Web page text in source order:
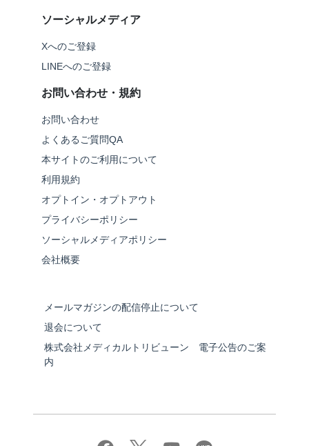
ソーシャルメディア
Xへのご登録
LINEへのご登録
お問い合わせ・規約
お問い合わせ
よくあるご質問QA
本サイトのご利用について
利用規約
オプトイン・オプトアウト
プライバシーポリシー
ソーシャルメディアポリシー
会社概要
メールマガジンの配信停止について
退会について
株式会社メディカルトリビューン 電子公告のご案
内